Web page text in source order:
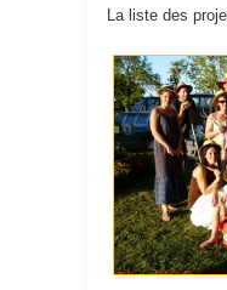
La liste des